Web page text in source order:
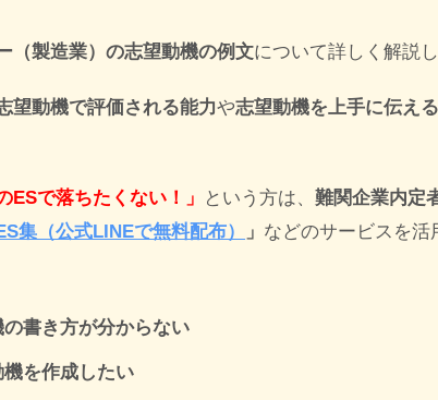
（製造業）の志望動機の例文について詳しく解説し
望動機で評価される能力や志望動機を上手に伝え
ESで落ちたくない！」 という方は、難関企業内定
集（公式LINEで無料配布） 」 などのサービスを活
書き方が分からない
を作成したい